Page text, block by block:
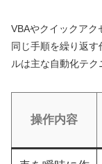
VBAやクイックアク
同じ手順を繰り返
ルは主な自動化テク
操作内容